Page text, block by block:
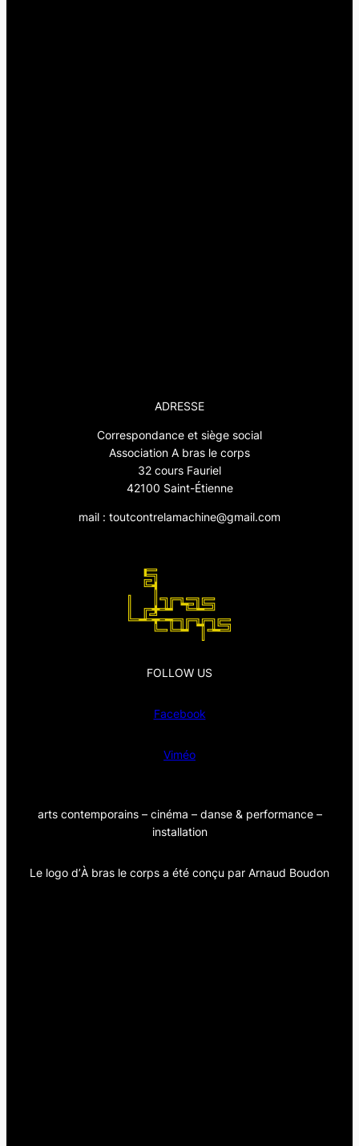
ADRESSE
Correspondance et siège social
Association A bras le corps
32 cours Fauriel
42100 Saint-Étienne
mail : toutcontrelamachine@gmail.com
FOLLOW US
Facebook
Viméo
arts contemporains – cinéma – danse & performance –
installation
Le logo d’À bras le corps a été conçu par Arnaud Boudon